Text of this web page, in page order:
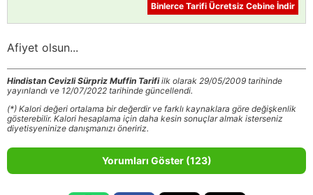
Binlerce Tarifi Ücretsiz Cebine İndir
Afiyet olsun...
Hindistan Cevizli Sürpriz Muffin Tarifiilk olarak 29/05/2009 tarihinde
yayınlandı ve 12/07/2022 tarihinde güncellendi.
(*) Kalori değeri ortalama bir değerdir ve farklı kaynaklara göre değişkenlik
gösterebilir. Kalori hesaplama için daha kesin sonuçlar almak isterseniz
diyetisyeninize danışmanızı öneririz.
Yorumları Göster (123)